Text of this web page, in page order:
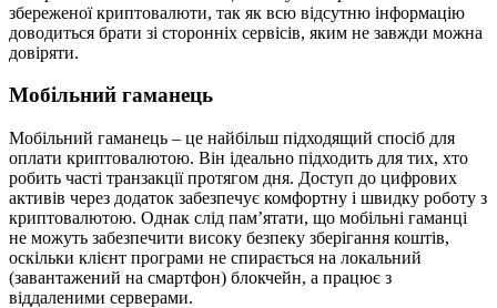
збереженої криптовалюти, так як всю відсутню інформацію
доводиться брати зі сторонніх сервісів, яким не завжди можна
довіряти.
Мобільний гаманець
Мобільний гаманець – це найбільш підходящий спосіб для
оплати криптовалютою. Він ідеально підходить для тих, хто
робить часті транзакції протягом дня. Доступ до цифрових
активів через додаток забезпечує комфортну і швидку роботу з
криптовалютою. Однак слід пам’ятати, що мобільні гаманці
не можуть забезпечити високу безпеку зберігання коштів,
оскільки клієнт програми не спирається на локальний
(завантажений на смартфон) блокчейн, а працює з
віддаленими серверами.